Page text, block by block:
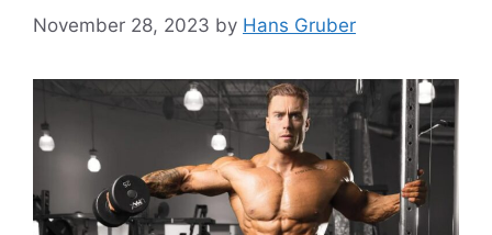
November 28, 2023 by Hans Gruber